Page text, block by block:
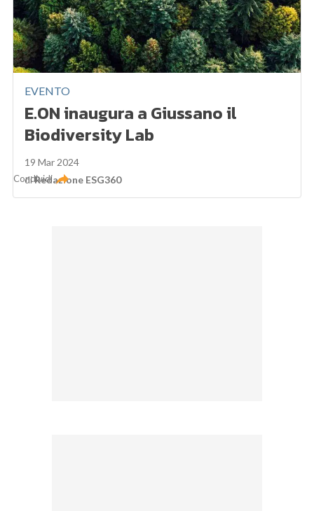
EVENTO
E.ON inaugura a Giussano il
Biodiversity Lab
19 Mar 2024
diRedazione ESG360
Condividi